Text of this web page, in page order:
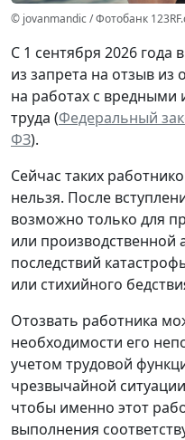
© jovanmandic / Фотобанк
С 1 сентября 2026 года
из запрета на отзыв из
на работах с
труда (Федеральный
ФЗ).
Сейчас таких
нельзя. После
возможно только для
или производственной
последствий
или стихийного
Отозвать работника
необходимости его
учетом трудовой
чрезвычайной
чтобы именно этот
выполнения